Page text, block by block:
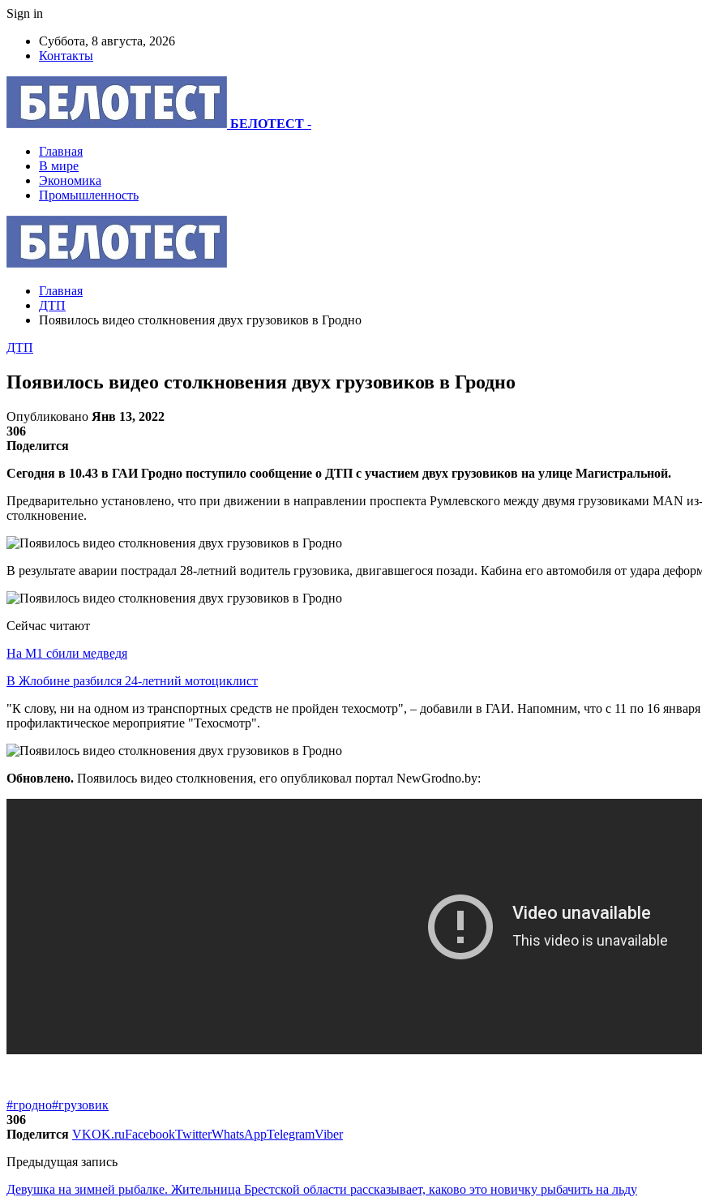
Sign in
Суббота, 8 августа, 2026
Контакты
БЕЛОТЕСТ -
Главная
В мире
Экономика
Промышленность
Главная
ДТП
Появилось видео столкновения двух грузовиков в Гродно
ДТП
Появилось видео столкновения двух грузовиков в Гродно
Опубликовано Янв 13, 2022
306
Поделится
Сегодня в 10.43 в ГАИ Гродно поступило сообщение о ДТП с участием двух грузовиков на улице Магистральной.
Предварительно установлено, что при движении в направлении проспекта Румлевского между двумя грузовиками MAN
столкновение.
В результате аварии пострадал 28-летний водитель грузовика, двигавшегося позади. Кабина его автомобиля от удара
Сейчас читают
На М1 сбили медведя
В Жлобине разбился 24-летний мотоциклист
"К слову, ни на одном из транспортных средств не пройден техосмотр", – добавили в ГАИ. Напомним, что с 11 по 16
профилактическое мероприятие "Техосмотр".
Обновлено. Появилось видео столкновения, его опубликовал портал NewGrodno.by:
#гродно#грузовик
306
Поделится VKOK.ruFacebookTwitterWhatsAppTelegramViber
Предыдущая запись
Девушка на зимней рыбалке. Жительница Брестской области рассказывает, каково это новичку рыбачить на льду